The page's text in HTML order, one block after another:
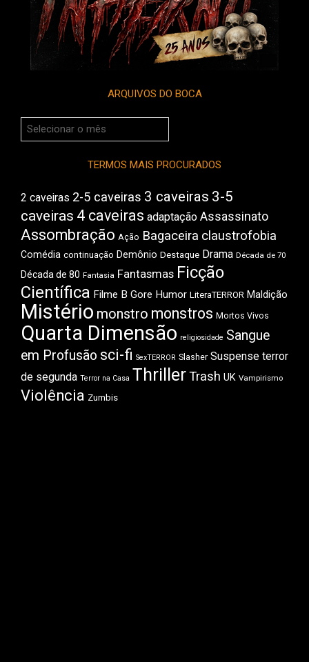
ARQUIVOS DO BOCA
Arquivos
do
TERMOS MAIS PROCURADOS
2 caveiras 2-5 caveiras 3 caveiras 3-5
caveiras 4 caveiras adaptação Assassinato
Assombração Ação Bagaceira claustrofobia
Comédia continuação Demônio Destaque Drama Década de 70
Década de 80 Fantasia Fantasmas Ficção
Científica Filme B Gore Humor LiteraTERROR Maldição
Mistério monstro monstros Mortos Vivos
Quarta Dimensão religiosidade Sangue
em Profusão sci-fi SexTERROR Slasher Suspense terror
de segunda Terror na Casa ThrillerTrash UK Vampirismo
Violência Zumbis